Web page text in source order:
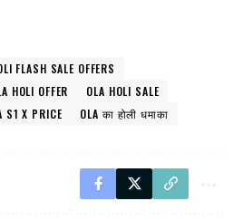
FLASH SALE OFFERS
HOLI OFFER
OLA HOLI SALE
S1 X PRICE OLA का होली धमाका